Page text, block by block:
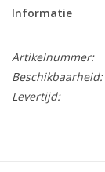
Informatie
Artikelnummer:
Beschikbaarheid:
Levertijd: